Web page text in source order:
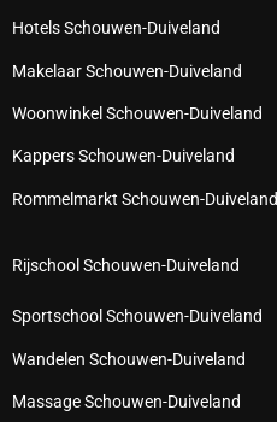
Hotels Schouwen-Duiveland
Makelaar Schouwen-Duiveland
Woonwinkel Schouwen-Duiveland
Kappers Schouwen-Duiveland
Rommelmarkt Schouwen-Duiveland
Rijschool Schouwen-Duiveland
Sportschool Schouwen-Duiveland
Wandelen Schouwen-Duiveland
Massage Schouwen-Duiveland